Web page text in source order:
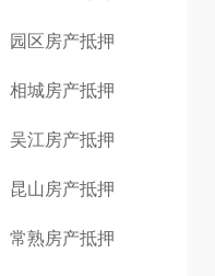
园区房产抵押
相城房产抵押
吴江房产抵押
昆山房产抵押
常熟房产抵押